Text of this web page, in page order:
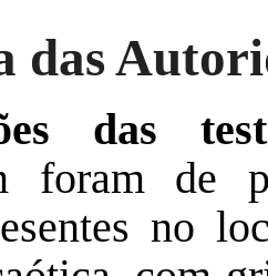
das
das
foram de
no